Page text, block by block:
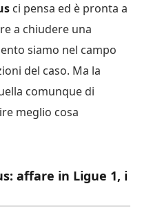
ci pensa ed è pronta a
a chiudere una
siamo nel campo
del caso. Ma la
comunque di
meglio cosa
affare in Ligue 1, i